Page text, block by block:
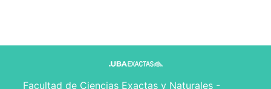
Facultad de Ciencias Exactas y Naturales -